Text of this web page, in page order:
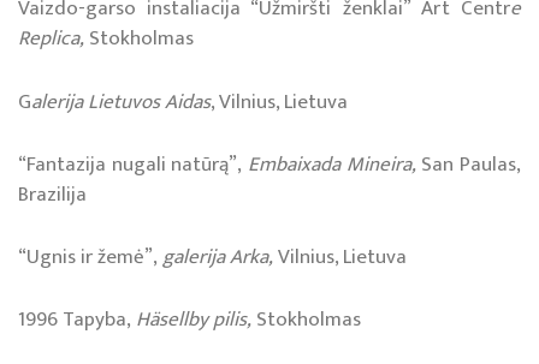
Vaiz­do-gar­so ins­ta­lia­ci­ja “Už­mirš­ti žen­klai” Art Cen­tre
Re­pli­ca,Stok­hol­mas
Galerija Lie­tu­vos Ai­das, Vil­nius, Lie­tu­va
“Fan­ta­zi­ja nu­ga­li na­tū­rą”, Em­bai­xa­da Mi­nei­ra,San Pau­las,
Bra­zi­li­ja
“Ug­nis ir že­mė”,ga­le­ri­ja Ar­ka,Vil­nius, Lie­tu­va
1996 Ta­py­ba, Häsel­lby pi­lis,Stok­hol­mas